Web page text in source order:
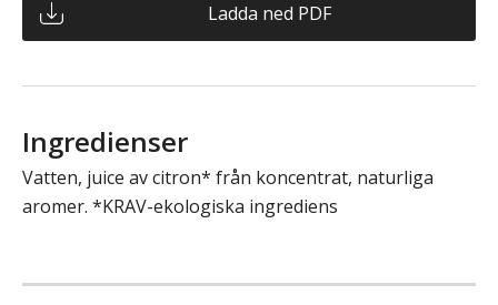
Ladda ned PDF
Ingredienser
Vatten, juice av citron* från koncentrat, naturliga
aromer. *KRAV-ekologiska ingrediens